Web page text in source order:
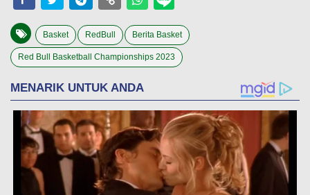
Basket RedBull Berita Basket
Red Bull Basketball Championships 2023